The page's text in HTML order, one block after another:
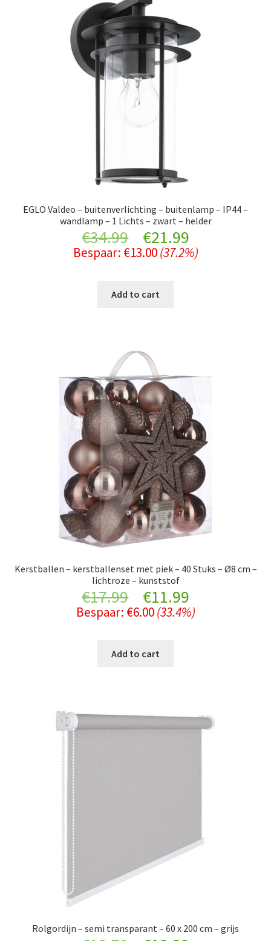
EGLO Valdeo – buitenverlichting – buitenlamp – IP44 –
wandlamp – 1 Lichts – zwart – helder
€34.99
Original
price
was:
€21.99Current
price
Bespaar: €13.00 (37.2%)
Add to cart
Kerstballen – kerstballenset met piek – 40 Stuks – Ø8 cm –
lichtroze – kunststof
€17.99
Original
price
was:
€11.99Current
price
Bespaar: €6.00 (33.4%)
Add to cart
Rolgordijn – semi transparant – 60 x 200 cm – grijs